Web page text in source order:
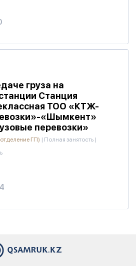
груза на
Станция
ТОО «КТЖ-
«Шымкент»
перевозки»
ГП) | Полная занятость |